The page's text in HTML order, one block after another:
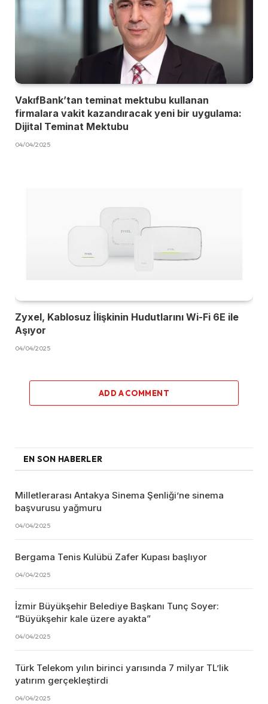
VakıfBank’tan teminat mektubu kullanan
firmalara vakit kazandıracak yeni bir uygulama:
Dijital Teminat Mektubu
04/04/2025
Zyxel, Kablosuz İlişkinin Hudutlarını Wi-Fi 6E ile
Aşıyor
04/04/2025
ADD A COMMENT
EN SON HABERLER
Milletlerarası Antakya Sinema Şenliği’ne sinema
başvurusu yağmuru
04/04/2025
Bergama Tenis Kulübü Zafer Kupası başlıyor
04/04/2025
İzmir Büyükşehir Belediye Başkanı Tunç Soyer:
“Büyükşehir kale üzere ayakta”
04/04/2025
Türk Telekom yılın birinci yarısında 7 milyar TL’lik
yatırım gerçekleştirdi
04/04/2025